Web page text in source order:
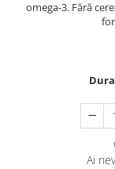
Zgărzi, Lese &
omega-3. Fără
Ai